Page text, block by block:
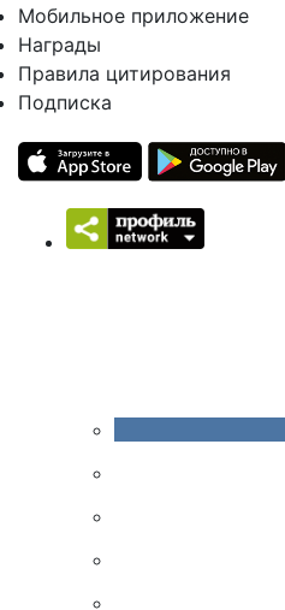
Мобильное приложение
Награды
Правила цитирования
Подписка